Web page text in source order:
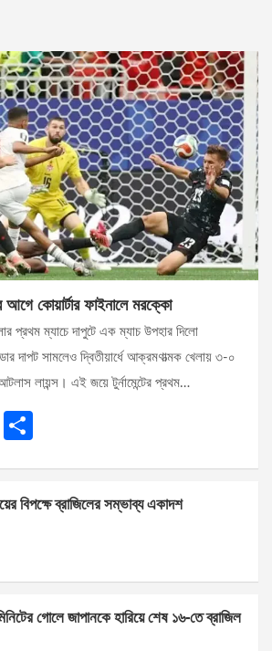
আগে কোয়ার্টার ফাইনালে মরক্কো
প্রথম ম্যাচে দাপুটে এক ম্যাচ উপহার দিলো
দাপট সামলেও দ্বিতীয়ার্ধে আক্রমণাত্মক খেলায় ৩-০
লায়ন্স। এই জয়ে টুর্নামেন্টের প্রথম…
W
e
বিপক্ষে ব্রাজিলের সম্ভাব্য একাদশ
গোলে জাপানকে হারিয়ে শেষ ১৬-তে ব্রাজিল